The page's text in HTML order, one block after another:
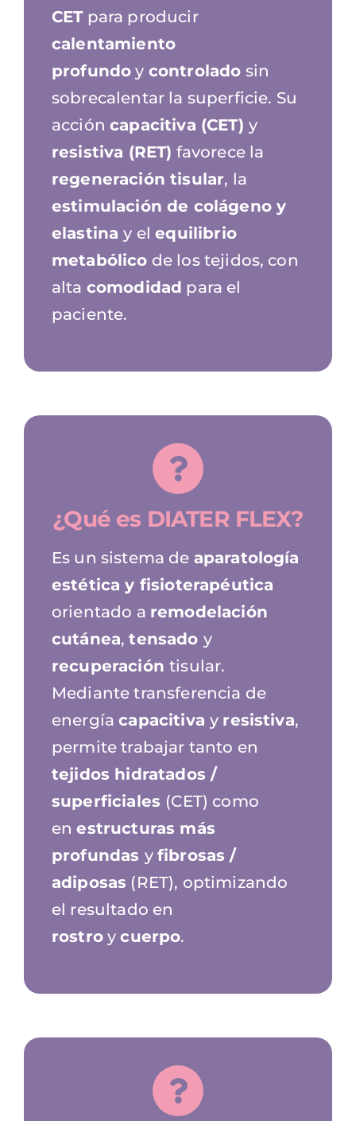
CETpara producir
calentamiento
profundo y controlado sin
sobrecalentar la superficie. Su
accióncapacitiva (CET) y
resistiva (RET) favorece la
regeneración tisular, la
estimulación de colágeno y
elastinay elequilibrio
metabólico de los tejidos, con
alta comodidad para el
paciente.
¿Qué es DIATER FLEX?
Es un sistema de aparatología
estética y fisioterapéutica
orientado a remodelación
cutánea,tensado y
recuperacióntisular.
Mediante transferencia de
energíacapacitivay resistiva,
permite trabajar tanto en
tejidos hidratados /
superficiales (CET) como
enestructuras más
profundas y fibrosas /
adiposas (RET), optimizando
el resultado en
rostroycuerpo.